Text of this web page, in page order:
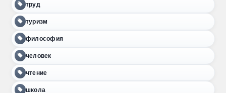
труд
туризм
философия
человек
чтение
школа